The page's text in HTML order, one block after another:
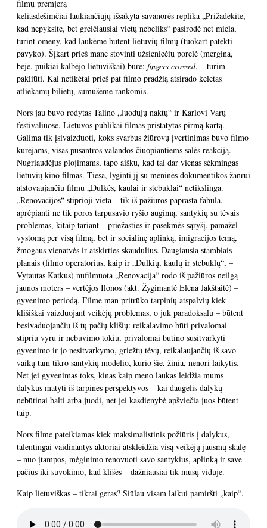
filmų premjerą
keliasdešimčiai laukiančiųjų išsakyta savanorės replika „Prižadėkite,
kad nepyksite, bet greičiausiai vietų nebeliks“ pasirodė net miela,
turint omeny, kad laukėme būtent lietuvių filmų (tuokart patekti
pavyko). Šįkart prieš mane stovinti užsieniečių porelė (mergina,
beje, puikiai kalbėjo lietuviškai) būrė: fingers crossed, – turim
pakliūti. Kai netikėtai prieš pat filmo pradžią atsirado keletas
atliekamų bilietų, sumušėme rankomis.
Nors jau buvo rodytas Talino „Juodųjų naktų“ ir Karlovi Varų
festivaliuose, Lietuvos publikai filmas pristatytas pirmą kartą.
Galima tik įsivaizduoti, koks svarbus žiūrovų įvertinimas buvo filmo
kūrėjams, visas pusantros valandos čiuopiantiems salės reakciją.
Nugriaudėjus plojimams, tapo aišku, kad tai dar vienas sėkmingas
lietuvių kino filmas. Tiesa, lyginti jį su meninės dokumentikos žanrui
atstovaujančiu filmu „Dulkės, kaulai ir stebuklai“ netikslinga.
„Renovacijos“ stiprioji vieta – tik iš pažiūros paprasta fabula,
aprėpianti ne tik poros tarpusavio ryšio augimą, santykių su tėvais
problemas, kitaip tariant – priežasties ir pasekmės sąryšį, pamažėl
vystomą per visą filmą, bet ir socialinę aplinką, imigracijos temą,
žmogaus vienatvės ir atskirties skaudulius. Daugiausia stambiais
planais (filmo operatorius, kaip ir „Dulkių, kaulų ir stebuklų“, –
Vytautas Katkus) nufilmuota „Renovacija“ rodo iš pažiūros neilgą
jaunos moters – vertėjos Ilonos (akt. Žygimantė Elena Jakštaitė) –
gyvenimo periodą. Filme man pritrūko tarpinių atspalvių kiek
klišiškai vaizduojant veikėjų problemas, o juk paradoksalu – būtent
besivaduojančių iš tų pačių klišių: reikalavimo būti privalomai
stipriu vyru ir nebuvimo tokiu, privalomai būtino susitvarkyti
gyvenimo ir jo nesitvarkymo, griežtų tėvų, reikalaujančių iš savo
vaikų tam tikro santykių modelio, kurio šie, žinia, nenori laikytis.
Net jei gyvenimas toks, kinas kaip meno laukas leidžia mums
dalykus matyti iš tarpinės perspektyvos – kai daugelis dalykų
nebūtinai balti arba juodi, net jei kasdienybė apšviečia juos būtent
taip.
Nors filme pateikiamas kiek maksimalistinis požiūris į dalykus,
talentingai vaidinantys aktoriai atskleidžia visą veikėjų jausmų skalę
– nuo įtampos, mėginimo renovuoti savo santykius, aplinką ir save
pačius iki suvokimo, kad klišės – dažniausiai tik mūsų viduje.
Kaip lietuviškas – tikrai geras? Siūlau visam laikui pamiršti „kaip“.